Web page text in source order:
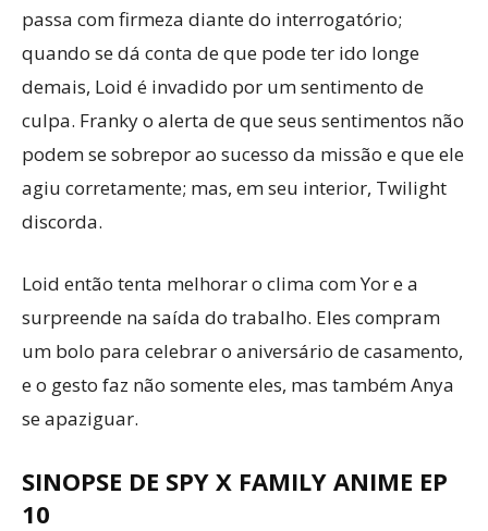
passa com firmeza diante do interrogatório;
quando se dá conta de que pode ter ido longe
demais, Loid é invadido por um sentimento de
culpa. Franky o alerta de que seus sentimentos não
podem se sobrepor ao sucesso da missão e que ele
agiu corretamente; mas, em seu interior, Twilight
discorda.
Loid então tenta melhorar o clima com Yor e a
surpreende na saída do trabalho. Eles compram
um bolo para celebrar o aniversário de casamento,
e o gesto faz não somente eles, mas também Anya
se apaziguar.
SINOPSE DE SPY X FAMILY ANIME EP
10